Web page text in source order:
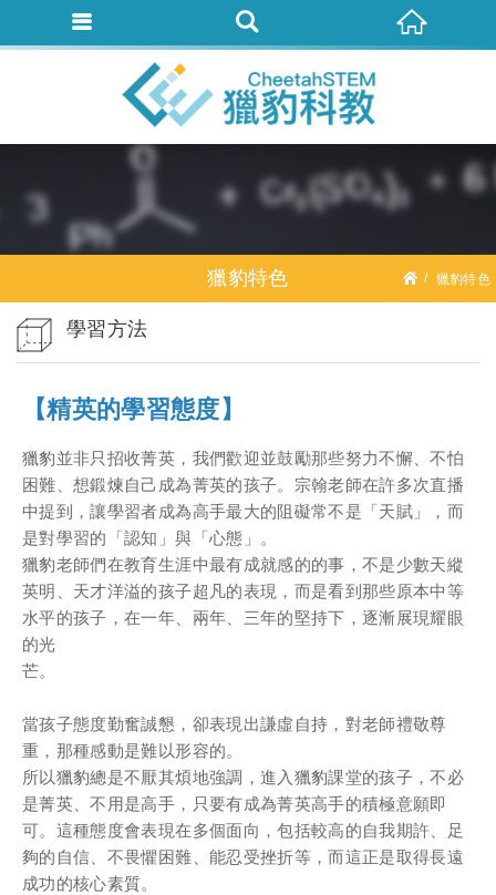
獵豹特色 獵豹特色
學習方法
【精英的學習態度】
獵豹並⾮只招收菁英，我們歡迎並⿎勵那些努⼒不懈、不怕
困難、想鍛煉⾃⼰成為菁英的孩⼦。宗翰老師在許多次直播
中提到，讓學習者成為⾼⼿最⼤的阻礙常不是「天賦」，⽽
是對學習的「認知」與「⼼態」。
獵豹⽼師們在教育⽣涯中最有成就感的的事，不是少數天縱
英明、天才洋溢的孩⼦超凡的表現，⽽是看到那些原本中等
⽔平的孩⼦，在⼀年、兩年、三年的堅持下，逐漸展現耀眼
的光
芒。
當孩⼦態度勤奮誠懇，卻表現出謙虛⾃持，對⽼師禮敬尊
重，那種感動是難以形容的。
所以獵豹總是不厭其煩地強調，進⼊獵豹課堂的孩⼦，不必
是菁英、不⽤是⾼⼿，只要有成為菁英⾼⼿的積極意願即
可。這種態度會表現在多個⾯向，包括較⾼的⾃我期許、⾜
夠的⾃信、不畏懼困難、能忍受挫折等，⽽這正是取得⻑遠
成功的核⼼素質。